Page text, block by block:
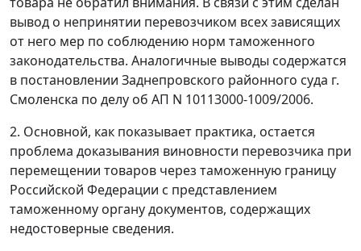
вывод о непринятии перевозчиком всех зависящих
от него мер по соблюдению норм таможенного
законодательства. Аналогичные выводы содержатся
в постановлении Заднепровского районного суда г.
Смоленска по делу об АП N 10113000-1009/2006.
2. Основной, как показывает практика, остается
проблема доказывания виновности перевозчика при
перемещении товаров через таможенную границу
Российской Федерации с представлением
таможенному органу документов, содержащих
недостоверные сведения.